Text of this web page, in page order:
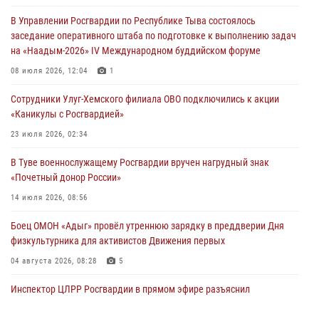
29 июля 2026, 09:41
26 сигналов «Тревога» с автотранспортов отработали экипажи
задержаний Росгвардии в Туве с начала года
В Туве офицер Росгвардии подвела итоги юбилейного личного
забега
В Управлении Росгвардии по Республике Тыва состоялось
заседание оперативного штаба по подготовке к выполнению задач
на «Наадым-2026» IV Международном буддийском форуме
08 июля 2026, 12:04 1
Сотрудники Улуг-Хемского филиала ОВО подключились к акции
«Каникулы с Росгвардией»
23 июля 2026, 02:34
В Туве военнослужащему Росгвардии вручен нагрудный знак
«Почетный донор России»
14 июля 2026, 08:56
Боец ОМОН «Адыг» провёл утреннюю зарядку в преддверии Дня
физкультурника для активистов Движения первых
04 августа 2026, 08:28 5
Инспектор ЦЛРР Росгвардии в прямом эфире разъяснил